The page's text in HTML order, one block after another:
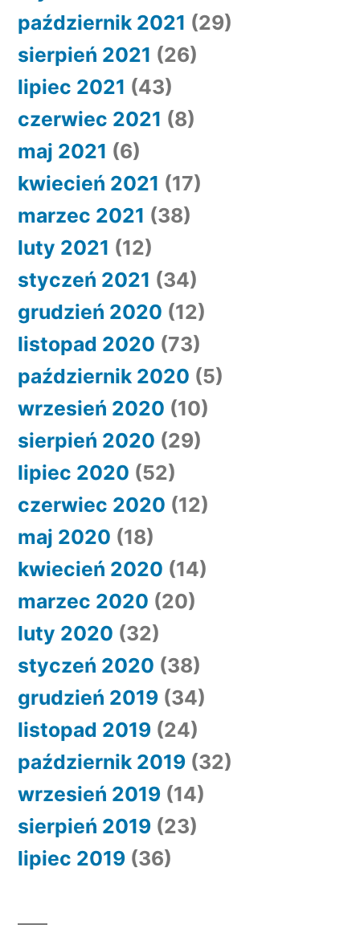
październik 2021 (29)
sierpień 2021 (26)
lipiec 2021 (43)
czerwiec 2021 (8)
maj 2021 (6)
kwiecień 2021 (17)
marzec 2021 (38)
luty 2021 (12)
styczeń 2021 (34)
grudzień 2020 (12)
listopad 2020 (73)
październik 2020 (5)
wrzesień 2020 (10)
sierpień 2020 (29)
lipiec 2020 (52)
czerwiec 2020 (12)
maj 2020 (18)
kwiecień 2020 (14)
marzec 2020 (20)
luty 2020 (32)
styczeń 2020 (38)
grudzień 2019 (34)
listopad 2019 (24)
październik 2019 (32)
wrzesień 2019 (14)
sierpień 2019 (23)
lipiec 2019 (36)